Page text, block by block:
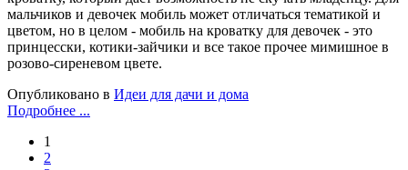
мальчиков и девочек мобиль может отличаться тематикой и
цветом, но в целом - мобиль на кроватку для девочек - это
принцесски, котики-зайчики и все такое прочее мимишное в
розово-сиреневом цвете.
Опубликовано в Идеи для дачи и дома
Подробнее ...
1
2